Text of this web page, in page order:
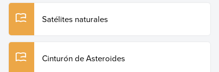
Satélites naturales
Cinturón de Asteroides